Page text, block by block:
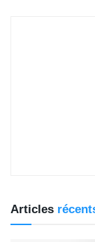
Articles